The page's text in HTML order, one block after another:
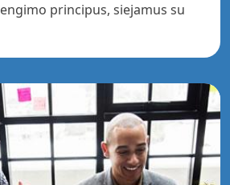
principus, siejamus su